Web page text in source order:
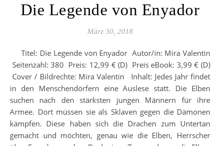
Die Legende von Enyador
März 30, 2018
Titel: Die Legende von Enyador Autor/in: Mira Valentin
Seitenzahl: 380 Preis: 12,99 € (D) Preis eBook: 3,99 € (D)
Cover / Bildrechte: Mira Valentin Inhalt: Jedes Jahr findet
in den Menschendörfern eine Auslese statt. Die Elben
suchen nach den stärksten jungen Männern für ihre
Armee. Dort müssen sie als Sklaven gegen die Dämonen
kämpfen. Diese haben sich die Drachen zum Untertan
gemacht und möchten, genau wie die Elben, Herrscher